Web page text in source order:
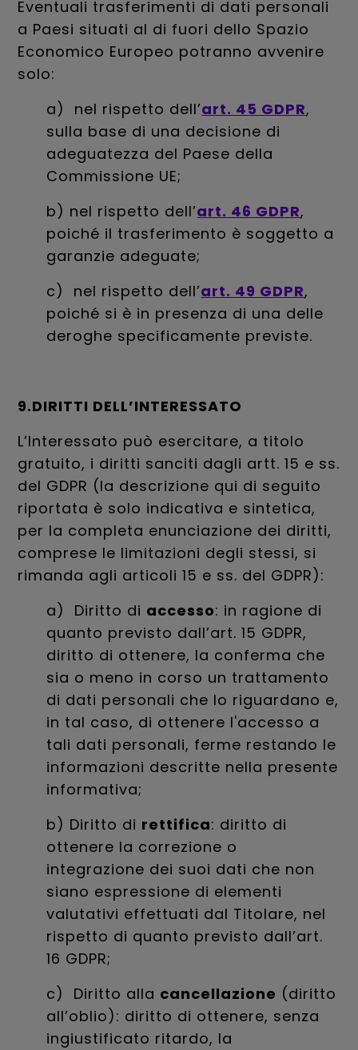
Eventuali trasferimenti di dati personali
a Paesi situati al di fuori dello Spazio
Economico Europeo potranno avvenire
solo:
a) nel rispetto dell’art. 45 GDPR,
sulla base di una decisione di
adeguatezza del Paese della
Commissione UE;
b) nel rispetto dell’art. 46 GDPR,
poiché il trasferimento è soggetto a
garanzie adeguate;
c) nel rispetto dell’art. 49 GDPR,
poiché si è in presenza di una delle
deroghe specificamente previste.
9.DIRITTI DELL’INTERESSATO
L’Interessato può esercitare, a titolo
gratuito, i diritti sanciti dagli artt. 15 e ss.
del GDPR (la descrizione qui di seguito
riportata è solo indicativa e sintetica,
per la completa enunciazione dei diritti,
comprese le limitazioni degli stessi, si
rimanda agli articoli 15 e ss. del GDPR):
a) Diritto di accesso: in ragione di
quanto previsto dall’art. 15 GDPR,
diritto di ottenere, la conferma che
sia o meno in corso un trattamento
di dati personali che lo riguardano e,
in tal caso, di ottenere l'accesso a
tali dati personali, ferme restando le
informazioni descritte nella presente
informativa;
b) Diritto di rettifica: diritto di
ottenere la correzione o
integrazione dei suoi dati che non
siano espressione di elementi
valutativi effettuati dal Titolare, nel
rispetto di quanto previsto dall’art.
16 GDPR;
c) Diritto alla cancellazione (diritto
all’oblio): diritto di ottenere, senza
ingiustificato ritardo, la